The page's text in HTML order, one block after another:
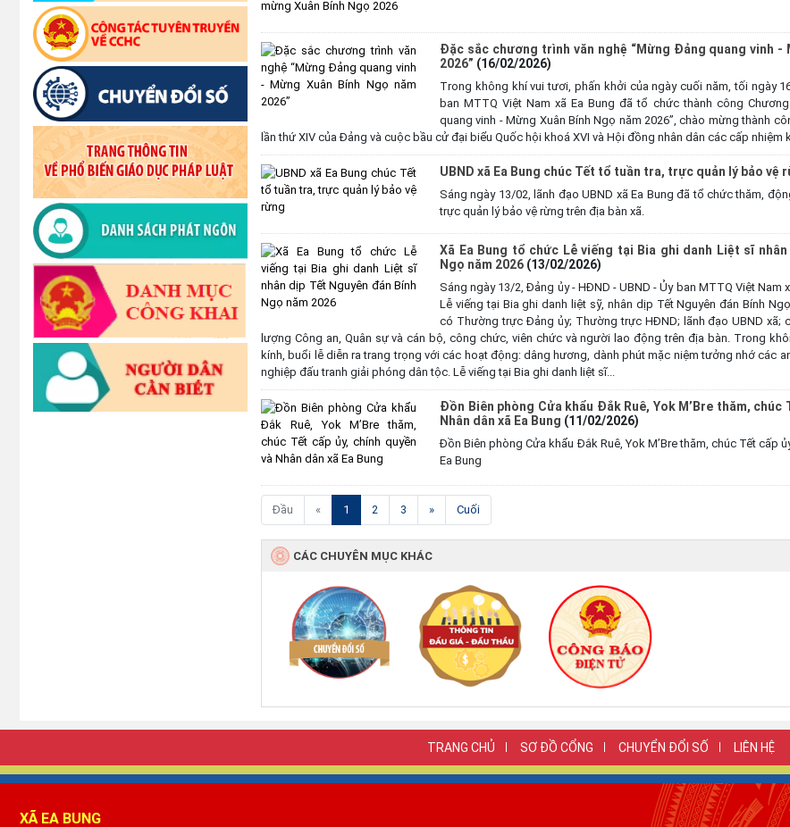
Đặc sắc chương trình văn nghệ “Mừng Đảng quang vinh -
2026” (16/02/2026)
Trong không khí vui tươi, phấn khởi của ngày cuối năm, tối ngày
ban MTTQ Việt Nam xã Ea Bung đã tổ chức thành công
quang vinh - Mừng Xuân Bính Ngọ năm 2026”, chào mừng thành
lần thứ XIV của Đảng và cuộc bầu cử đại biểu Quốc hội khoá XVI và Hội đồng nhân dân các cấp nhiệm
UBND xã Ea Bung chúc Tết tổ tuần tra, trực quản lý bảo vệ
Sáng ngày 13/02, lãnh đạo UBND xã Ea Bung đã tổ chức thăm,
trực quản lý bảo vệ rừng trên địa bàn xã.
Xã Ea Bung tổ chức Lễ viếng tại Bia ghi danh Liệt sĩ
Ngọ năm 2026 (13/02/2026)
Sáng ngày 13/2, Đảng ủy - HĐND - UBND - Ủy ban MTTQ Việt Nam
Lễ viếng tại Bia ghi danh liệt sỹ, nhân dịp Tết Nguyên đán Bính
có Thường trực Đảng ủy; Thường trực HĐND; lãnh đạo UBND xã;
lượng Công an, Quân sự và cán bộ, công chức, viên chức và người lao động trên địa bàn. Trong
kính, buổi lễ diễn ra trang trọng với các hoạt động: dâng hương, dành phút mặc niệm tưởng nhớ các
nghiệp đấu tranh giải phóng dân tộc. Lễ viếng tại Bia ghi danh liệt sĩ...
Đồn Biên phòng Cửa khẩu Đắk Ruê, Yok M’Bre thăm, chúc
Nhân dân xã Ea Bung (11/02/2026)
Đồn Biên phòng Cửa khẩu Đắk Ruê, Yok M’Bre thăm, chúc Tết cấp
Ea Bung
Đầu « 1 (current)
2 3 » Cuối
CÁC CHUYÊN MỤC KHÁC
TRANG CHỦ SƠ ĐỒ CỔNG CHUYỂN ĐỔI SỐ LIÊN HỆ
XÃ EA BUNG